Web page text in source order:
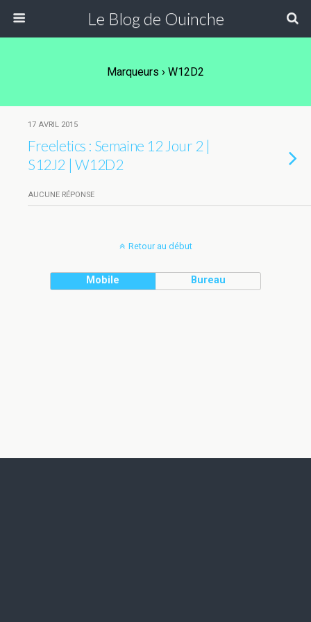
Le Blog de Ouinche
Marqueurs › W12D2
17 AVRIL 2015
Freeletics : Semaine 12 Jour 2 |
S12J2 | W12D2
AUCUNE RÉPONSE
Retour au début
Mobile Bureau